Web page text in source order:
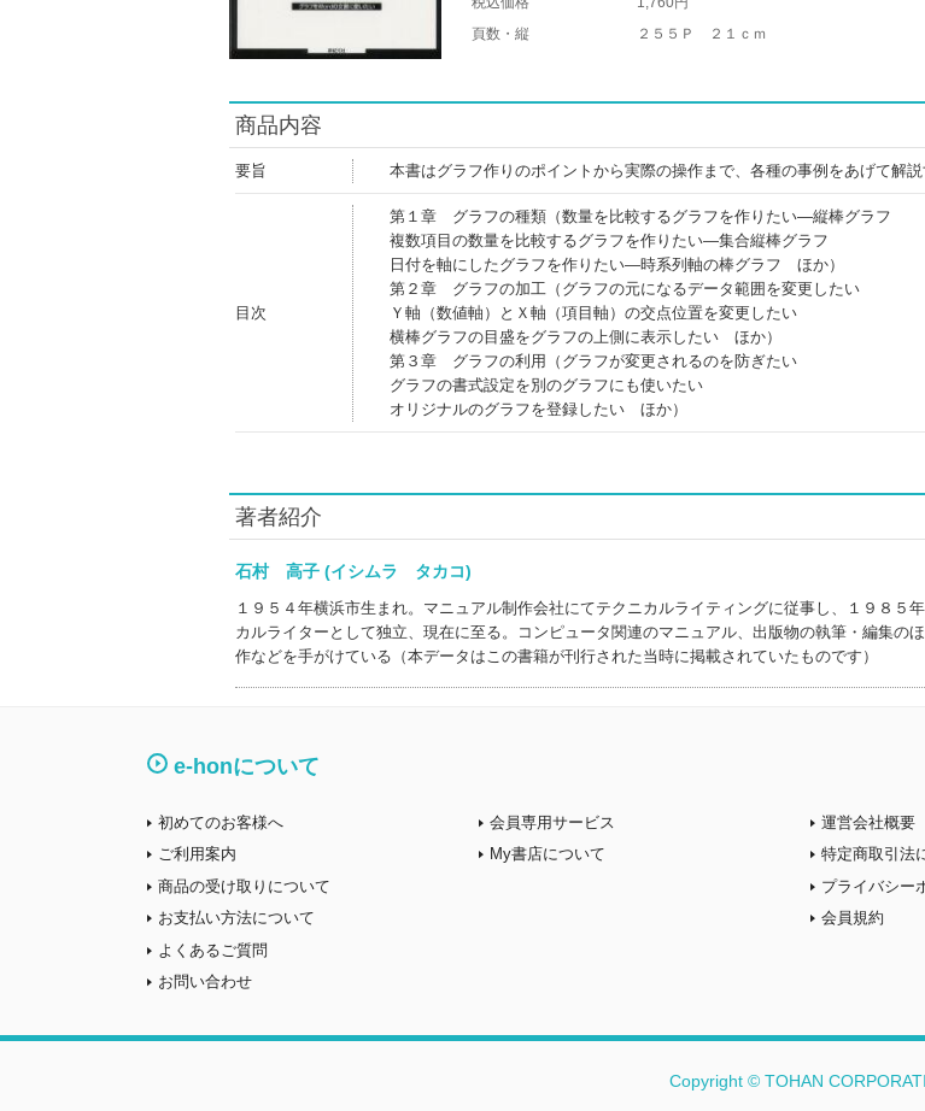
頁数・縦
２５５Ｐ ２１ｃｍ
商品内容
要旨 本書はグラフ作りのポイントから実際の操作まで、各種の事例をあげて解説
目次
第１章 グラフの種類（数量を比較するグラフを作りたい―縦棒グラフ
複数項目の数量を比較するグラフを作りたい―集合縦棒グラフ
日付を軸にしたグラフを作りたい―時系列軸の棒グラフ ほか）
第２章 グラフの加工（グラフの元になるデータ範囲を変更したい
Ｙ軸（数値軸）とＸ軸（項目軸）の交点位置を変更したい
横棒グラフの目盛をグラフの上側に表示したい ほか）
第３章 グラフの利用（グラフが変更されるのを防ぎたい
グラフの書式設定を別のグラフにも使いたい
オリジナルのグラフを登録したい ほか）
著者紹介
石村 高子 (イシムラ タカコ)
１９５４年横浜市生まれ。マニュアル制作会社にてテクニカルライティングに従事し、１９８５
カルライターとして独立、現在に至る。コンピュータ関連のマニュアル、出版物の執筆・編集の
作などを手がけている（本データはこの書籍が刊行された当時に掲載されていたものです）
e-honについて
初めてのお客様へ
ご利用案内
商品の受け取りについて
お支払い方法について
よくあるご質問
お問い合わせ
会員専用サービス
My書店について
運営会社概要
特定商取引法
プライバシー
会員規約
Copyright © TOHAN